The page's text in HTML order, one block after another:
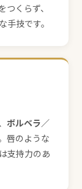
くらず、
技です。
ボルベラ／
唇のような
支持力のあ